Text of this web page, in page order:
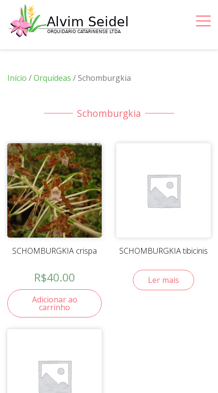
Início /Orquídeas / Schomburgkia
Schomburgkia
SCHOMBURGKIA crispa
R$40.00
Adicionar ao
carrinho
SCHOMBURGKIA tibicinis
Ler mais